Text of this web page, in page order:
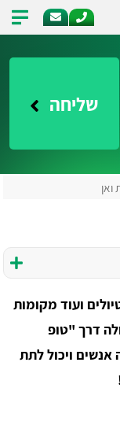
שליחה
ועוד מקומות
דרך "טופ
ויכול לתת